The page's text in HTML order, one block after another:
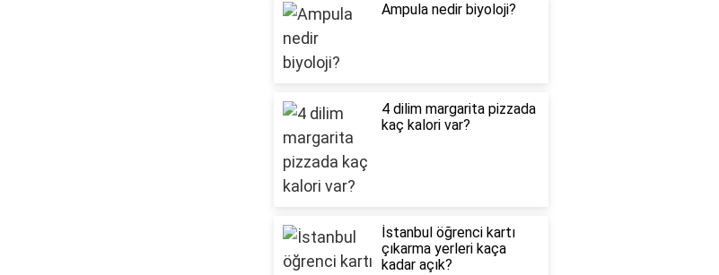
Ampula nedir biyoloji?
4 dilim margarita pizzada
kaç kalori var?
İstanbul öğrenci kartı
çıkarma yerleri kaça
kadar açık?